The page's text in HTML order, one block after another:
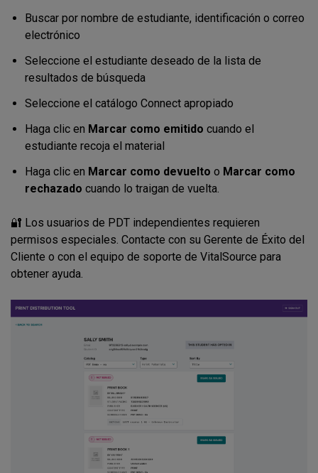
Buscar por nombre de estudiante, identificación o correo
electrónico
Seleccione el estudiante deseado de la lista de
resultados de búsqueda
Seleccione el catálogo Connect apropiado
Haga clic en Marcar como emitido cuando el
estudiante recoja el material
Haga clic en Marcar como devuelto o Marcar como
rechazado cuando lo traigan de vuelta.
🔐 Los usuarios de PDT independientes requieren
permisos especiales. Contacte con su Gerente de Éxito del
Cliente o con el equipo de soporte de VitalSource para
obtener ayuda.